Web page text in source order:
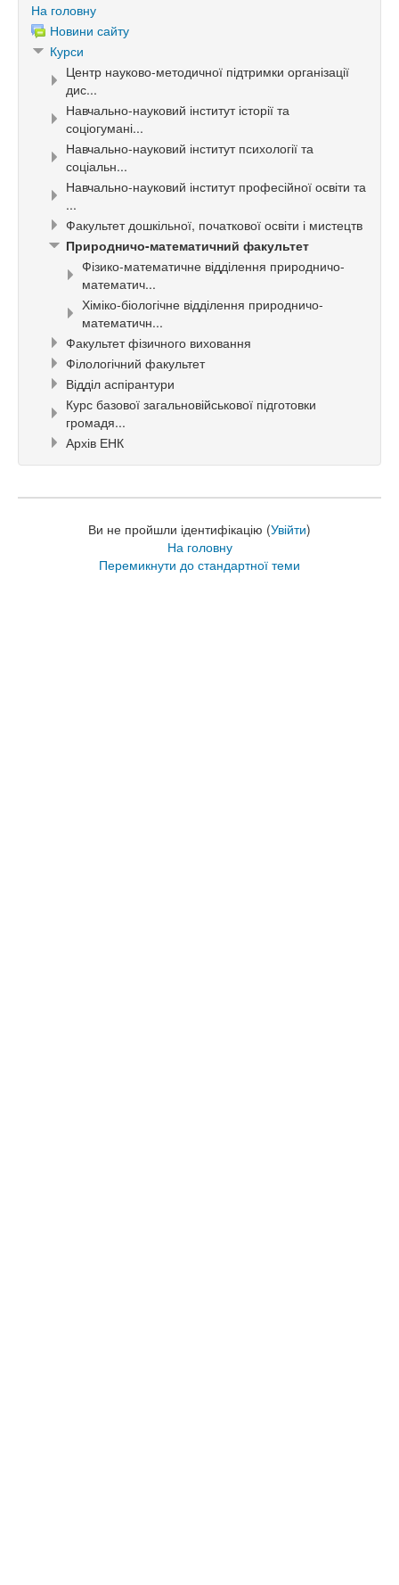
На головну
Новини сайту
Курси
Центр науково-методичної підтримки організації
дис...
Навчально-науковий інститут історії та
соціогумані...
Навчально-науковий інститут психології та
соціальн...
Навчально-науковий інститут професійної освіти та
...
Факультет дошкільної, початкової освіти і мистецтв
Природничо-математичний факультет
Фізико-математичне відділення природничо-
математич...
Хіміко-біологічне відділення природничо-
математичн...
Факультет фізичного виховання
Філологічний факультет
Відділ аспірантури
Курс базової загальновійськової підготовки
громадя...
Архів ЕНК
Ви не пройшли ідентифікацію (Увійти)
На головну
Перемикнути до стандартної теми